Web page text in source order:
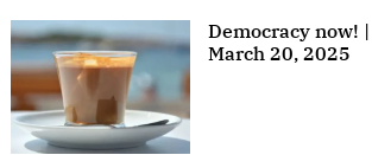
Democracy now!
March 20, 2025